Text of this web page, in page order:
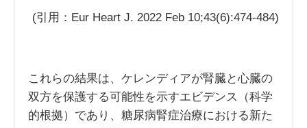
(引用：Eur Heart J. 2022 Feb 10;43(6):474-484)
これらの結果は、ケレンディアが腎臓と心臓の
双方を保護する可能性を示すエビデンス（科学
的根拠）であり、糖尿病腎症治療における新た